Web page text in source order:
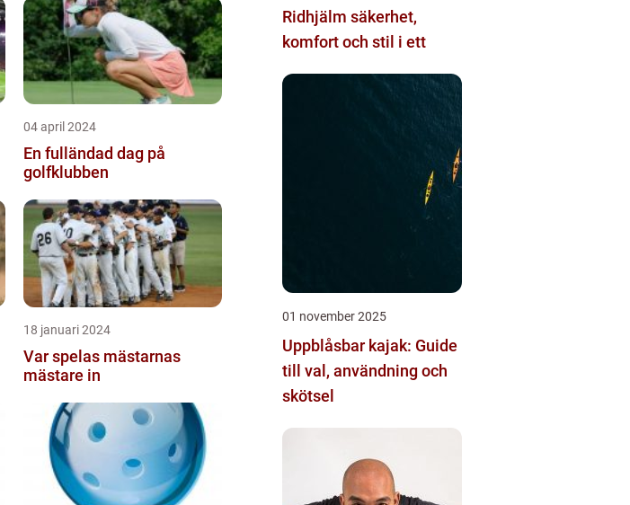
04 april 2024
En fulländad dag på
golfklubben
18 januari 2024
Var spelas mästarnas
mästare in
Ridhjälm säkerhet,
komfort och stil i ett
01 november 2025
Uppblåsbar kajak: Guide
till val, användning och
skötsel